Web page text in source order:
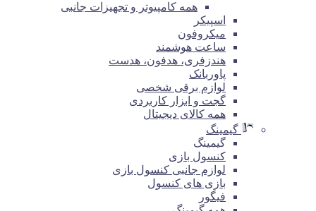
همه کامپیوتر و تجهیزات جانبی
اسپیکر
میکروفون
ساعت هوشمند
هندزفری، هدفون، هدست
پاوربانک
لوازم برقی شخصی
گجت و ابزار کاربردی
همه کالای دیجیتال
گیمینگ
گیمینگ
کنسول بازی
لوازم جانبی کنسول بازی
بازی های کنسول
فیگور